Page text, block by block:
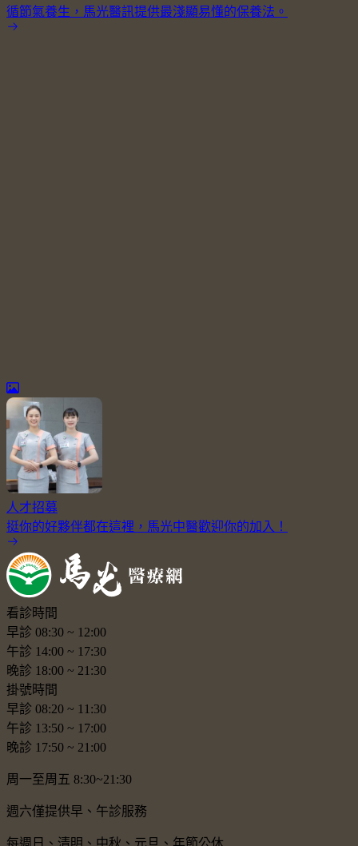
循節氣養生，馬光醫訊提供最淺顯易懂的保養法。
人才招募
挺你的好夥伴都在這裡，馬光中醫歡迎你的加入！
看診時間
早診 08:30 ~ 12:00
午診 14:00 ~ 17:30
晚診 18:00 ~ 21:30
掛號時間
早診 08:20 ~ 11:30
午診 13:50 ~ 17:00
晚診 17:50 ~ 21:00
周一至周五 8:30~21:30
週六僅提供早、午診服務
每週日、清明、中秋、元旦、年節公休